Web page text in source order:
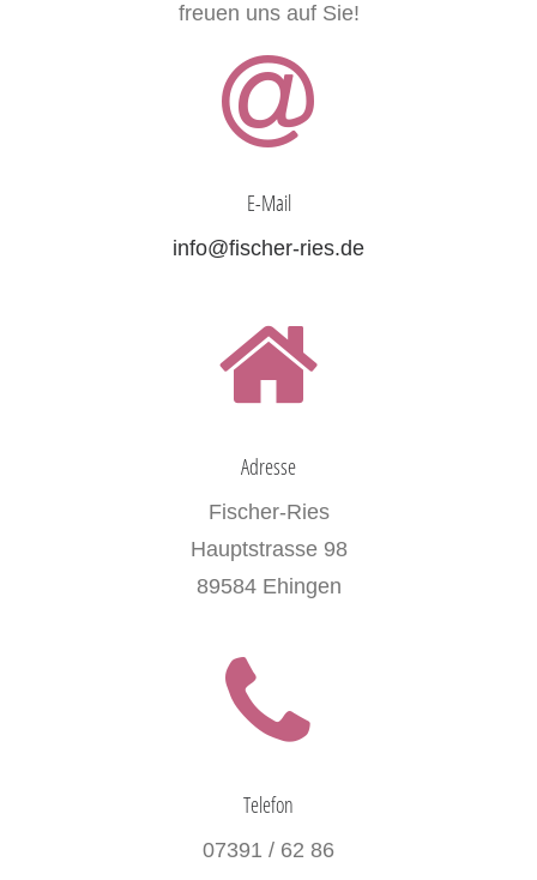
freuen uns auf Sie!
E-Mail
info@fischer-ries.de
Adresse
Fischer-Ries
Hauptstrasse 98
89584 Ehingen
Telefon
07391 / 62 86